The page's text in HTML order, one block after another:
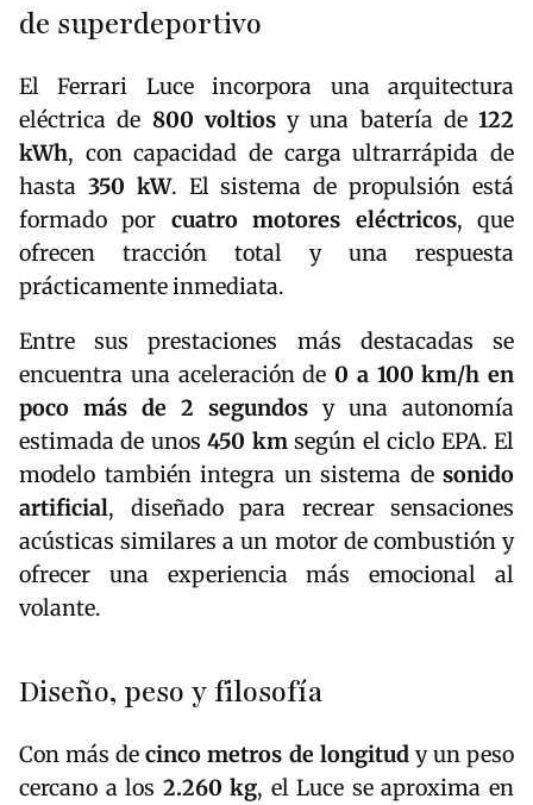
de superdeportivo
El Ferrari Luce incorpora una arquitectura
eléctrica de 800 voltiosy una batería de 122
kWh, con capacidad de carga ultrarrápida de
hasta 350 kW. El sistema de propulsión está
formado por cuatro motores eléctricos, que
ofrecen tracción total y una respuesta
prácticamente inmediata.
Entre sus prestaciones más destacadas se
encuentra una aceleración de 0 a 100 km/h en
poco más de 2 segundos y una autonomía
estimada de unos450 kmsegún el ciclo EPA. El
modelo también integra un sistema de sonido
artificial, diseñado para recrear sensaciones
acústicas similares a un motor de combustión y
ofrecer una experiencia más emocional al
volante.
Diseño, peso y filosofía
Con más decinco metros de longitudy un peso
cercano a los 2.260 kg, el Luce se aproxima en